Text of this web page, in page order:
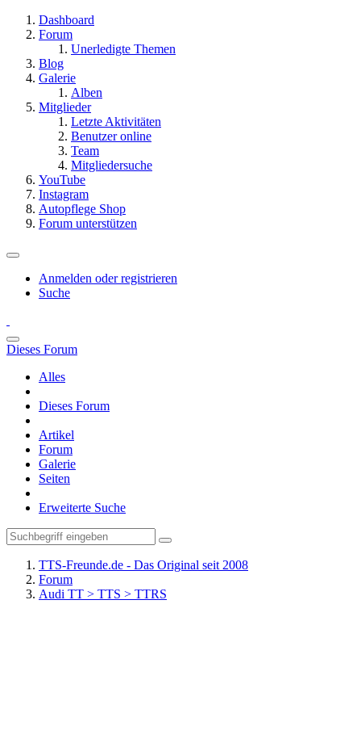
Dashboard
Forum
Unerledigte Themen
Blog
Galerie
Alben
Mitglieder
Letzte Aktivitäten
Benutzer online
Team
Mitgliedersuche
YouTube
Instagram
Autopflege Shop
Forum unterstützen
Anmelden oder registrieren
Suche
Dieses Forum
Alles
Dieses Forum
Artikel
Forum
Galerie
Seiten
Erweiterte Suche
TTS-Freunde.de - Das Original seit 2008
Forum
Audi TT > TTS > TTRS